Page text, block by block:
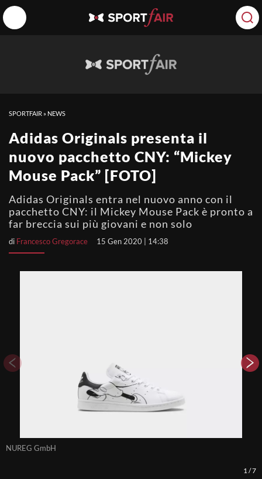
SPORTFAIR » NEWS
Adidas Originals presenta il
nuovo pacchetto CNY: “Mickey
Mouse Pack” [FOTO]
Adidas Originals entra nel nuovo anno con il
pacchetto CNY: il Mickey Mouse Pack è pronto a
far breccia sui più giovani e non solo
di Francesco Gregorace 15 Gen 2020 | 14:38
NUREG GmbH
1 /7